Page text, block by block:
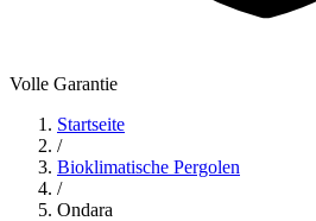
Volle Garantie
Startseite
/
Bioklimatische Pergolen
/
Ondara